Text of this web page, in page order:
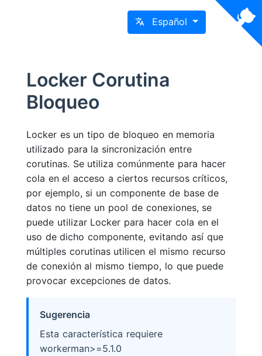
Español
Locker Corutina
Bloqueo
Locker es un tipo de bloqueo en memoria
utilizado para la sincronización entre
corutinas. Se utiliza comúnmente para hacer
cola en el acceso a ciertos recursos críticos,
por ejemplo, si un componente de base de
datos no tiene un pool de conexiones, se
puede utilizar Locker para hacer cola en el
uso de dicho componente, evitando así que
múltiples corutinas utilicen el mismo recurso
de conexión al mismo tiempo, lo que puede
provocar excepciones de datos.
Sugerencia
Esta característica requiere
workerman>=5.1.0